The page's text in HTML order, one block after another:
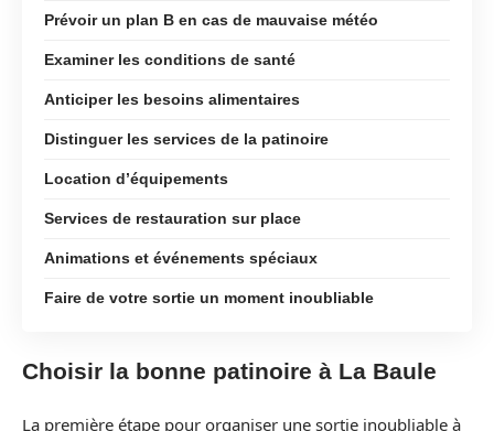
Prévoir un plan B en cas de mauvaise météo
Examiner les conditions de santé
Anticiper les besoins alimentaires
Distinguer les services de la patinoire
Location d’équipements
Services de restauration sur place
Animations et événements spéciaux
Faire de votre sortie un moment inoubliable
Choisir la bonne patinoire à La Baule
La première étape pour organiser une sortie inoubliable à